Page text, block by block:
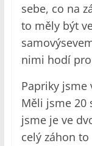
sebe, co na
to měly být
nimi hodí
Papriky jsme
Měli jsme 20
jsme je ve
celý záhon